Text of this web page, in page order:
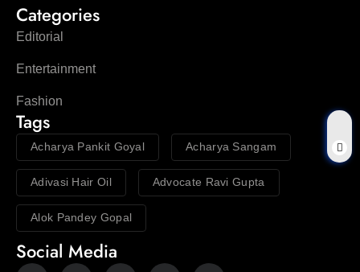
Categories
Editorial
Entertainment
Fashion
Tags
Acharya Pankit Goyal Acharya Sangam
Adivasi Hair Oil Advocate Ravi Gupta
Alok Pandey Gopal
Social Media